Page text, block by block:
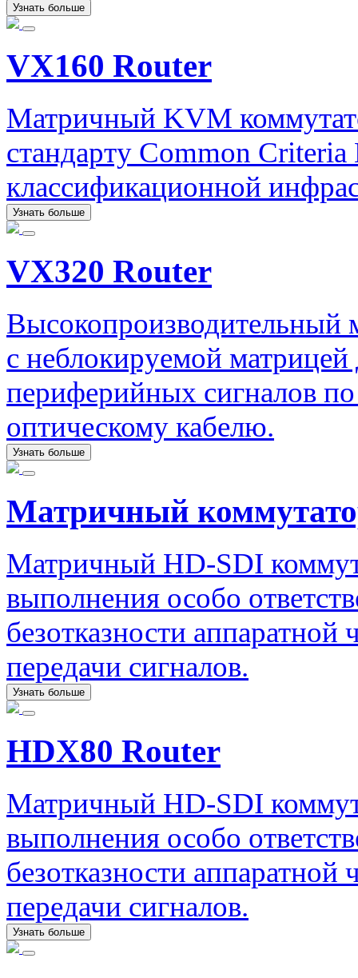
Узнать больше
VX160 Router
Матричный KVM
стандарту Common
классификационной
Узнать больше
VX320 Router
Высокопроизводительный
с неблокируемой
периферийных сигналов
оптическому кабелю.
Узнать больше
Матричный
Матричный HD-SDI
выполнения особо
безотказности аппаратной
передачи сигналов.
Узнать больше
HDX80 Router
Матричный HD-SDI
выполнения особо
безотказности аппаратной
передачи сигналов.
Узнать больше